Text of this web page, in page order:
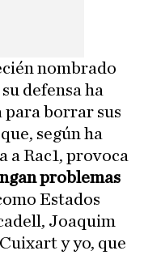
nombrado
defensa ha
borrar sus
según ha
a Rac1, provoca
problemas
Estados
Joaquim
y yo, que